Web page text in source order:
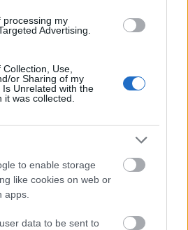
processing my
Advertising.
Use,
or Sharing of my
Unrelated with the
was collected.
to enable storage
like cookies on web or
apps.
data to be sent to
Nyarát, de azt elsodorta a
lett óvatos mindenki, és a
a sokéves átlagnál jóval
jelent meg.